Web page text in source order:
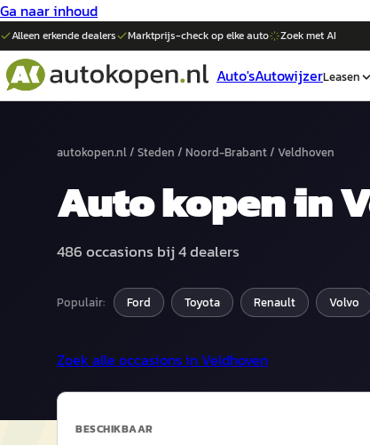
Ga naar inhoud
Alleen erkende dealers Marktprijs-check op elkeauto Zoek met AI
Auto'sAutowijzerLeasen
autokopen.nl/ Steden / Noord-Brabant/ Veldhoven
Autokopen in
486occasions bij4dealers
Populair: Ford Toyota Renault Volvo
Zoek alle occasions inVeldhoven
BESCHIKBAAR